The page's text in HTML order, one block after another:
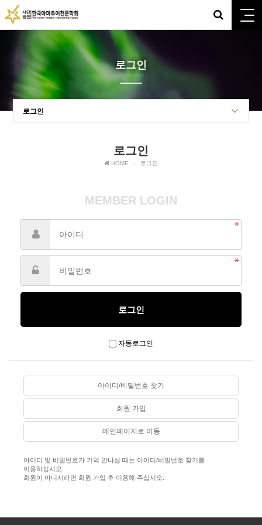
로그인
로그인
로그인
HOME 로그인
MEMBER LOGIN
자동로그인
아이디/비밀번호 찾기
회원 가입
메인페이지로 이동
아이디 및 비밀번호가 기억 안나실 때는 아이디/비밀번호 찾기를
이용하십시오.
회원이 아니시라면 회원 가입 후 이용해 주십시오.